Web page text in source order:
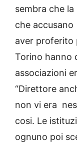
sembra che
che
aver proferito
Torino hanno
associazioni
“Direttore
non vi era
cosi. Le
ognuno poi